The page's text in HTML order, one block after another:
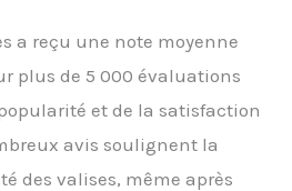
en matériau TPU souple
protègent mieux vos
valises SHOWKOO sont
livrés avec une garantie
a reçu une note moyenne
plus de 5 000 évaluations
et de la satisfaction
avis soulignent la
des valises, même après